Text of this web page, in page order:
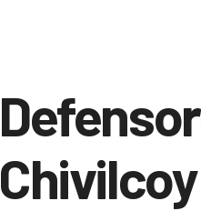
Chivilcoy